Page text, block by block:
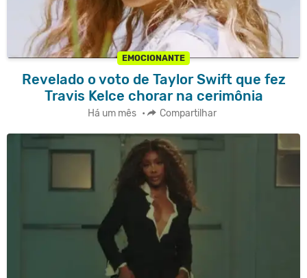
EMOCIONANTE
Revelado o voto de Taylor Swift que fez
Travis Kelce chorar na cerimônia
Há um mês • Compartilhar